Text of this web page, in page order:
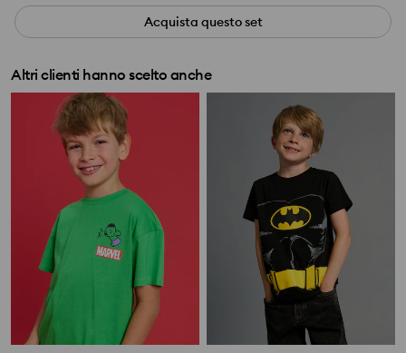
Acquista questo set
Altri clienti hanno scelto anche